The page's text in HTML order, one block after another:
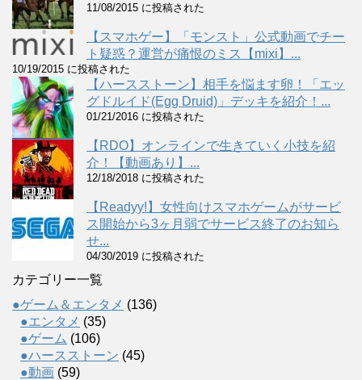
11/08/2015 に投稿された
【スマホゲー】「モンスト」公式動画でチー
ト疑惑？運営が痛恨のミス【mixi】...
10/19/2015 に投稿された
【ハースストーン】相手を悩ます卵！「エッ
グドルイド(Egg Druid)」デッキを紹介！...
01/21/2016 に投稿された
【RDO】オンラインで生きていく小技を紹
介！【動画あり】...
12/18/2018 に投稿された
【Readyy!】女性向けスマホゲームがサービ
ス開始から3ヶ月弱でサービス終了のお知ら
せ...
04/30/2019 に投稿された
カテゴリー一覧
●ゲーム＆エンタメ (136)
●エンタメ (35)
●ゲーム (106)
●ハースストーン (45)
●動画 (59)